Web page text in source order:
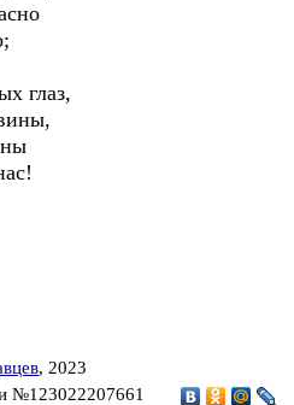
глаз,
, 2023
№123022207661